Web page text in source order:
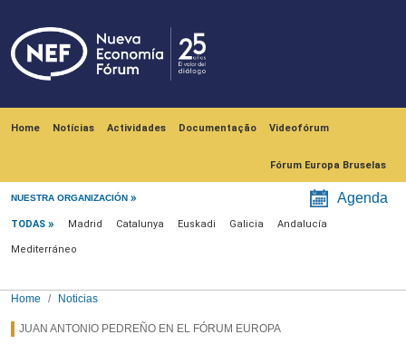
Home Notícias Actividades Documentação Videofórum
Fórum Europa Bruselas
NUESTRA ORGANIZACIÓN Agenda
Menú noticias
TODAS Madrid Catalunya Euskadi Galicia Andalucía
Mediterráneo
Home Noticias
JUAN ANTONIO PEDREÑO EN EL FÓRUM EUROPA